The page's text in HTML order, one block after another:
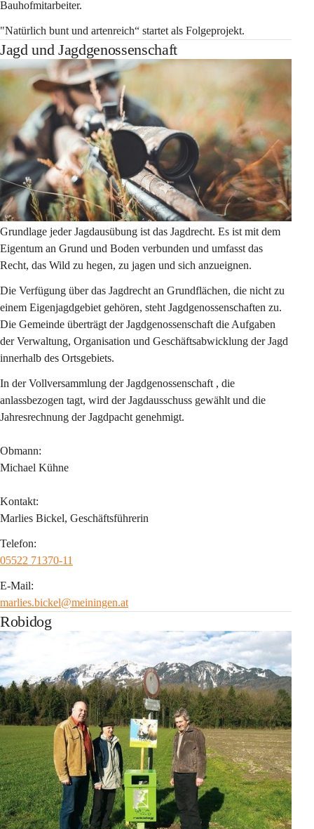
Bauhofmitarbeiter.
"Natürlich bunt und artenreich“ startet als Folgeprojekt.
Jagd und Jagdgenossenschaft
Grundlage jeder Jagdausübung ist das Jagdrecht. Es ist mit dem
Eigentum an Grund und Boden verbunden und umfasst das
Recht, das Wild zu hegen, zu jagen und sich anzueignen.
Die Verfügung über das Jagdrecht an Grundflächen, die nicht zu
einem Eigenjagdgebiet gehören, steht Jagdgenossenschaften zu.
Die Gemeinde überträgt der Jagdgenossenschaft die Aufgaben
der Verwaltung, Organisation und Geschäftsabwicklung der Jagd
innerhalb des Ortsgebiets.
In der Vollversammlung der Jagdgenossenschaft , die
anlassbezogen tagt, wird der Jagdausschuss gewählt und die
Jahresrechnung der Jagdpacht genehmigt.
Obmann:
Michael Kühne
Kontakt:
Marlies Bickel, Geschäftsführerin
Telefon:
05522 71370-11
E-Mail:
marlies.bickel@meiningen.at
Robidog